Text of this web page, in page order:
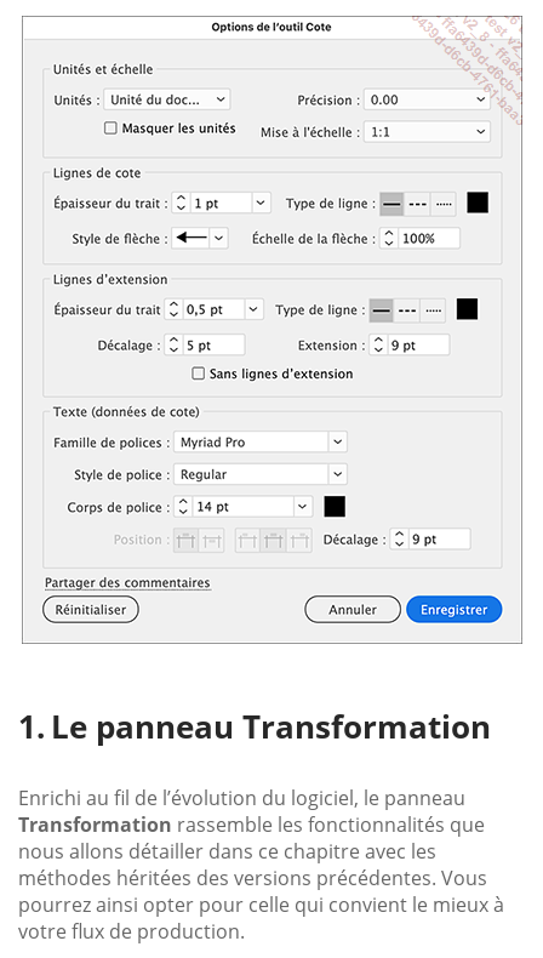
Le panneau Transformation
Enrichi au fil de l’évolution du logiciel, le panneau
Transformation rassemble les fonctionnalités que
nous allons détailler dans ce chapitre avec les
méthodes héritées des versions précédentes. Vous
pourrez ainsi opter pour celle qui convient le mieux à
votre flux de production.